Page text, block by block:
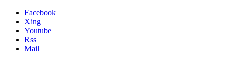
Facebook
Xing
Youtube
Rss
Mail